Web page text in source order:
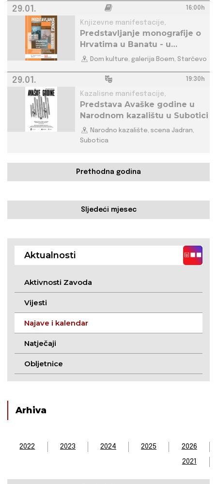
29.01. 16:00h
Knjizevne manifestacije,
Predstavljanje monografije o
Hrvatima u Banatu - u
Starčevu
Dom kulture, galerija Boem, Starčevo
29.01. 19:30h
Kazalisne manifestacije,
Predstava Avaške godine u
Narodnom kazalištu u Subotici
Narodno kazalište, scena Jadran,
Subotica
Prethodna godina
Sljedeći mjesec
Aktualnosti
Aktivnosti Zavoda
Vijesti
Najave i kalendar
Natječaji
Obljetnice
Arhiva
2026
2025
2024
2023
2022
2021